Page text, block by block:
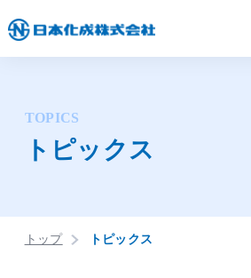
TOPICS
トピックス
トップ トピックス